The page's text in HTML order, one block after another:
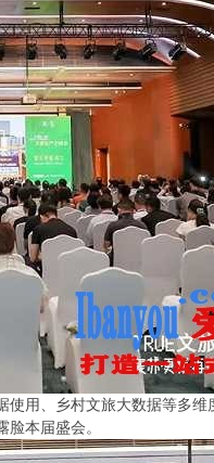
用、乡村文旅大数据等多
本届盛会。